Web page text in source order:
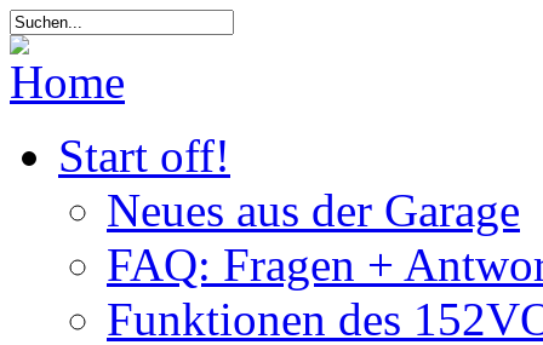
Start off!
Neues aus der Garage
FAQ: Fragen +
Funktionen des